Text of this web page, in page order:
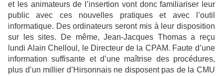
et les animateurs de l’insertion vont donc familiariser leur
public avec ces nouvelles pratiques et avec l’outil
informatique. Des ordinateurs seront mis à leur disposition
sur les sites. De même, Jean-Jacques Thomas a reçu
lundi Alain Chelloul, le Directeur de la CPAM. Faute d’une
information suffisante et d’une maîtrise des procédures,
plus d’un millier d’Hirsonnais ne disposent pas de la CMU